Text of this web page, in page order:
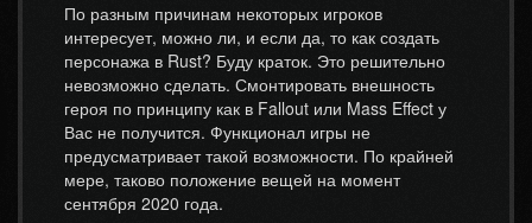
По разным причинам некоторых игроков
интересует, можно ли, и если да, то как создать
персонажа в Rust? Буду краток. Это решительно
невозможно сделать. Смонтировать внешность
героя по принципу как в Fallout или Mass Effect у
Вас не получится. Функционал игры не
предусматривает такой возможности. По крайней
мере, таково положение вещей на момент
сентября 2020 года.